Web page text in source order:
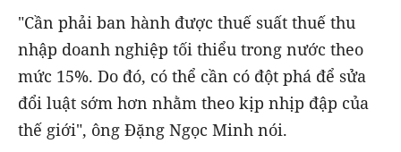
"Cần phải ban hành được thuế suất thuế thu
nhập doanh nghiệp tối thiểu trong nước theo
mức 15%. Do đó, có thể cần có đột phá để sửa
đổi luật sớm hơn nhằm theo kịp nhịp đập của
thế giới", ông Đặng Ngọc Minh nói.